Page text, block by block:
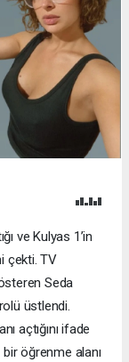
ve Kulyas 1’in
çekti. TV
Seda
üstlendi.
açtığını ifade
öğrenme alanı